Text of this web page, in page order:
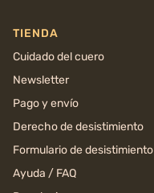
TIENDA
Cuidado del cuero
Newsletter
Pago y envío
Derecho de desistimiento
Formulario de desistimiento
Ayuda / FAQ